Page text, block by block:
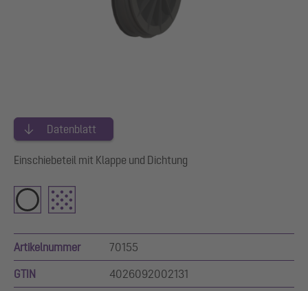
Datenblatt
Einschiebeteil mit Klappe und Dichtung
Artikelnummer 70155
GTIN 4026092002131